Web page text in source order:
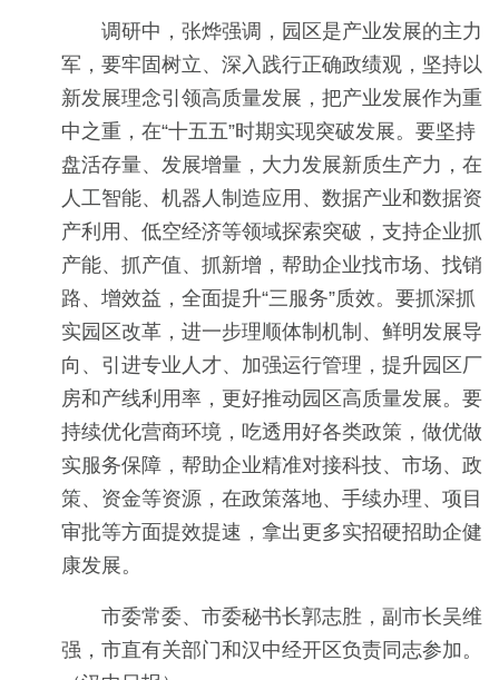
调研中，张烨强调，园区是产业发展的主力
军，要牢固树立、深入践行正确政绩观，坚持以
新发展理念引领高质量发展，把产业发展作为重
中之重，在“十五五”时期实现突破发展。要坚持
盘活存量、发展增量，大力发展新质生产力，在
人工智能、机器人制造应用、数据产业和数据资
产利用、低空经济等领域探索突破，支持企业抓
产能、抓产值、抓新增，帮助企业找市场、找销
路、增效益，全面提升“三服务”质效。要抓深抓
实园区改革，进一步理顺体制机制、鲜明发展导
向、引进专业人才、加强运行管理，提升园区厂
房和产线利用率，更好推动园区高质量发展。要
持续优化营商环境，吃透用好各类政策，做优做
实服务保障，帮助企业精准对接科技、市场、政
策、资金等资源，在政策落地、手续办理、项目
审批等方面提效提速，拿出更多实招硬招助企健
康发展。
市委常委、市委秘书长郭志胜，副市长吴维
强，市直有关部门和汉中经开区负责同志参加。